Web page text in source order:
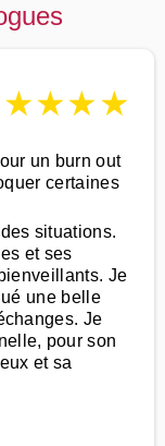
★★★★
un burn out
certaines
situations.
et ses
Je
une belle
Je
pour son
et sa